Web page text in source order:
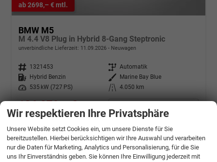
ab 2698,– € mtl.
BMW M5
M 4.4 V8 Plug in Hybrid 8-Gang Steptronic
unverbindliche Lieferzeit: 11.09.2026 Neuwagen
Fahrzeugnr. 1321453 Getriebe Automatik
Kraftstoff
Hybrid Benzin Außenfarbe
Marine Bay Blue
Leistung
535 kW (727 PS) Kilometerstand 4.050 km
136.279,– €
incl. 19% MwSt.
Energieverbrauch (gewichtet, kombiniert):
4,70 l/100km + 17,20 kWh/100km
Kraftstoffverbrauch bei entladener Batterie kombiniert:
11,50 l/100km
Stromverbrauch bei rein elektrischem Betrieb kombiniert:
Wir respektieren Ihre Privatsphäre
Unsere Website setzt Cookies ein, um unsere Dienste für Sie
bereitzustellen. Hierbei berücksichtigen wir Ihre Auswahl und verarbeiten
nur die Daten für Marketing, Analytics und Personalisierung, für die Sie
uns Ihr Einverständnis geben. Sie können Ihre Einwilligung jederzeit mit